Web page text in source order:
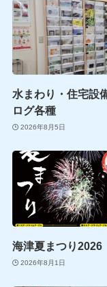
水まわり・住宅設
ログ各種
2026年8月5日
海津夏まつり2026
2026年8月1日